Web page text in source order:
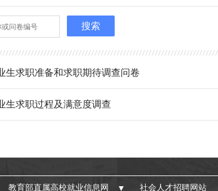
搜索
生求职准备和求职期待调查问卷
生求职过程及满意度调查
教育部直属高校就业信息网 ▼ 社会人才招聘网站